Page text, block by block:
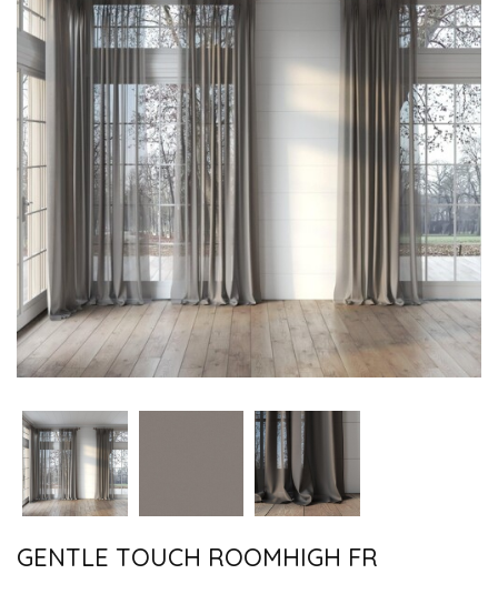
GENTLE TOUCH ROOMHIGH FR